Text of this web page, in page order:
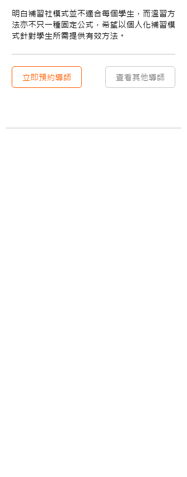
明白補習社模式並不適合每個學生，而溫習方
法亦不只一種固定公式，希望以個人化補習模
式針對學生所需提供有效方法。
立即預約導師 查看其他導師